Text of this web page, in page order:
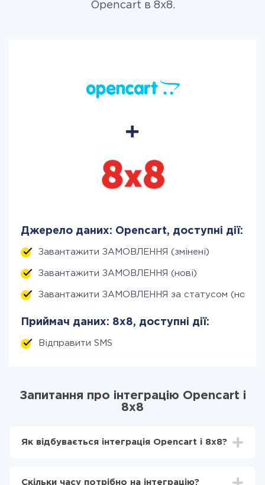
Opencart в 8x8.
Джерело даних: Opencart, доступні дії:
Завантажити ЗАМОВЛЕННЯ (змінені)
Завантажити ЗАМОВЛЕННЯ (нові)
Завантажити ЗАМОВЛЕННЯ за статусом (нові)
Приймач даних: 8x8, доступні дії:
Відправити SMS
Запитання про інтеграцію Opencart і
8x8
Як відбувається інтеграція Opencart і 8x8?
Скільки часу потрібно на інтеграцію?